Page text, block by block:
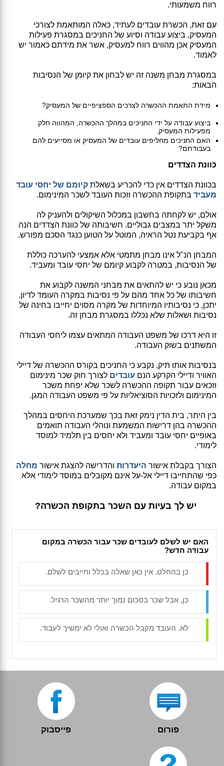
רווח משמעותי.
עם זאת, הכשרת עובדים לעתיד, כאלה המותאמת לצורכי
המעסיק, ביצוע עבודה וסיוע של החניכים במסגרת פעילות
המעסיק אכן מהווים רווח למעסיק, אשר את מידתם כאמור יש
לאמוד.
במסגרת מבחן משנה זה יש לבחון את קיומן של הנסיבות
הבאות:
מידת התאמת ההכשרה לצרכים הספציפיים של המעסיק?
ביצוע עבודה על ידי החניכים במהלך ההכשרה, המהווה חלק
מפעילות המעסיק.
האם החניכים מחליפים עובדים של המעסיק או מסייעים להם
בעבודתם?
כוונת הצדדים
בכוונת הצדדים אין כדי להכריע בשאלת קיומם של יחסי עובד
מעביד בתקופת ההכשרה וזכות העובד לשכר המינימום.
אולם, יש לקחתה בחשבון במכלול השיקולים ולהעניק לה
משקל יתר במצבים גבוליים. חשיבותה של כוונת הצדדים הנה
אף בקביעת נטל הראיה, המוטל על הטוען כנגד הסכם מפורש.
המבחן הנ"ל אינו מבחן מתמטי אלא אמצעי להערכה כוללת
של הנסיבות, במטרה לקבוע קיומם של יחסי עובד ומעביד.
מכאן נובע כי יש להתאים את מבחני המשנה לקבוע את
חשיבותו של כל אחד מהם על פי נסיבות במקרה העומד לדיון.
יתכן, כי נסיבותיו המיוחדות של מקרה מסוים יחייבו בחינה של
נסיבות ושאלות שלא נכללו במסגרת מבחן זה.
זו היא דרכו של משפט העבודה המתאים עצמו ליחסי העבודה
המשתנים בשוק העבודה.
בנסיבות אותו תיק, נקבע כי החניכים בקורס ההכשרה של דיילי
האוויר ודיילי הקרקע הנם עובדים לצורך חוק שכר מינימום
וזכאים עבור תקופה ההכשרה לשכר שלא יפחת משכר
המינימום ולזכויות הסוציאליות על פי משפט העבודה המגן.
בין היתר, בית הדין נימק זאת בכך שמערכת היחסים במהלך
ההכשרה בהן דרישות המשמעת ונוהלי העבודה תואמים
באופיים יחסי עובד ומעביד ולא יחסים בין תלמיד למוסד
לימודי.
הצורך בקבלת אישור היעדרות והדרישה להצגת אישור מחלה
כפי שהתחייבו דיילי אל-על אינם מקובלים במוסד לימודי אלא
במקום עבודה.
יש לך בעיות עם השכר בתקופת הכשרה?
האם יש לשלם לעובדים שכר עבור הכשרה במקום
עבודה חדש?
כן בהחלט. אין כאן שאלה בכלל וחייבים לשלם.
כן, אבל שכר בסכום נמוך יותר מהשכר הרגיל.
לא. העובד מקבל הכשרה ואולי לא ימשיך לעבוד.
פורום פייסבוק